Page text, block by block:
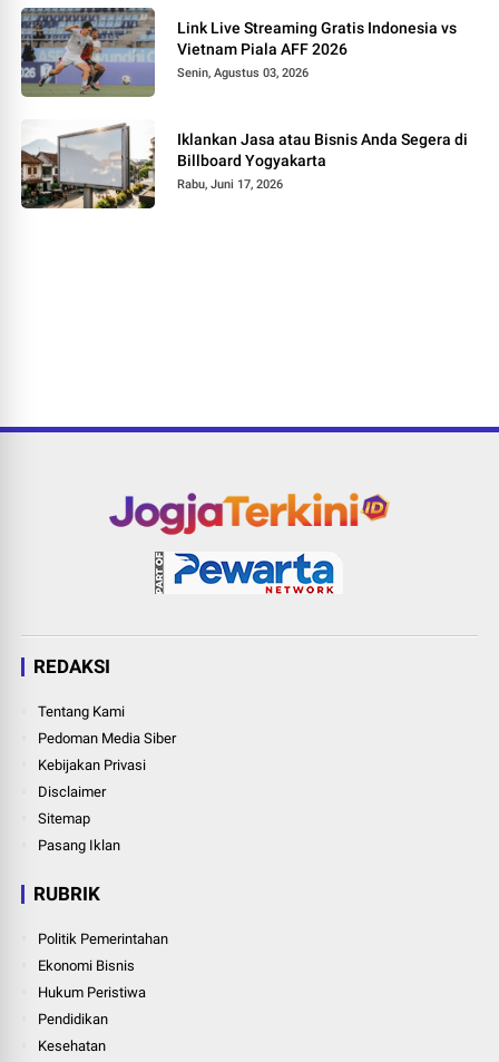
Link Live Streaming Gratis Indonesia vs
Vietnam Piala AFF 2026
Senin, Agustus 03, 2026
Iklankan Jasa atau Bisnis Anda Segera di
Billboard Yogyakarta
Rabu, Juni 17, 2026
REDAKSI
Tentang Kami
Pedoman Media Siber
Kebijakan Privasi
Disclaimer
Sitemap
Pasang Iklan
RUBRIK
Politik Pemerintahan
Ekonomi Bisnis
Hukum Peristiwa
Pendidikan
Kesehatan